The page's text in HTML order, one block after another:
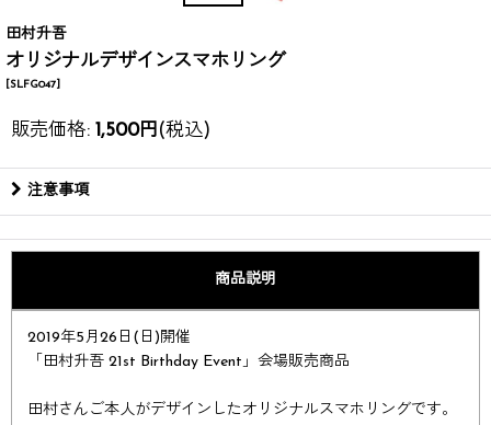
田村升吾
オリジナルデザインスマホリング
[SLFG047]
販売価格: 1,500円 (税込)
注意事項
商品説明
2019年5月26日(日)開催
「田村升吾 21st Birthday Event」会場販売商品
田村さんご本人がデザインしたオリジナルスマホリングです。